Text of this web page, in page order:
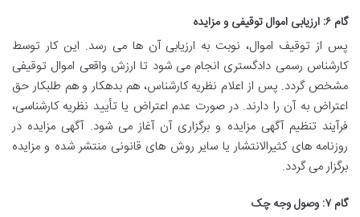
گام ۶: ارزیابی اموال توقیفی و مزایده
پس از توقیف اموال، نوبت به ارزیابی آن ها می رسد. این کار توسط
کارشناس رسمی دادگستری انجام می شود تا ارزش واقعی اموال توقیفی
مشخص گردد. پس از اعلام نظریه کارشناس، هم بدهکار و هم طلبکار حق
اعتراض به آن را دارند. در صورت عدم اعتراض یا تأیید نظریه کارشناسی،
فرآیند تنظیم آگهی مزایده و برگزاری آن آغاز می شود. آگهی مزایده در
روزنامه های کثیرالانتشار یا سایر روش های قانونی منتشر شده و مزایده
برگزار می گردد.
گام ۷: وصول وجه چک